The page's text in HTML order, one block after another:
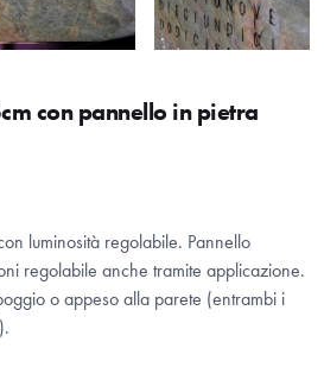
con pannello in pietra
luminosità regolabile. Pannello
regolabile anche tramite applicazione.
o appeso alla parete (entrambi i